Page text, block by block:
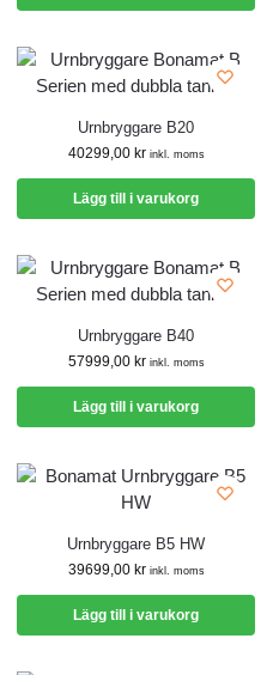
Urnbryggare B20
40299,00 kr inkl. moms
Lägg till i varukorg
Urnbryggare B40
57999,00 kr inkl. moms
Lägg till i varukorg
Urnbryggare B5 HW
39699,00 kr inkl. moms
Lägg till i varukorg